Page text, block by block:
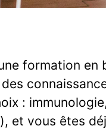
formation
:
et vous êtes